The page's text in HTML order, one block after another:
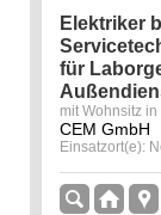
Elektriker
für
CEM GmbH